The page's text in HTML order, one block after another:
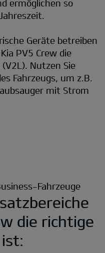
ermöglichen so
Geräte betreiben
PV5 Crew die
Nutzen Sie
Fahrzeugs, um z.B.
mit Strom
Fahrzeuge
die richtige